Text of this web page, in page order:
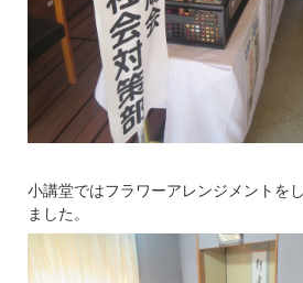
小講堂ではフラワーアレンジメントを
ました。